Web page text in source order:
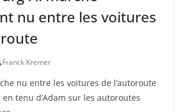
nu entre les voitures
Franck Kremer
nu entre les voitures de l’autoroute
tenu d’Adam sur les autoroutes